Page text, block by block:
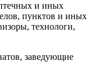
и иных
пунктов и иных
технологи,
заведующие